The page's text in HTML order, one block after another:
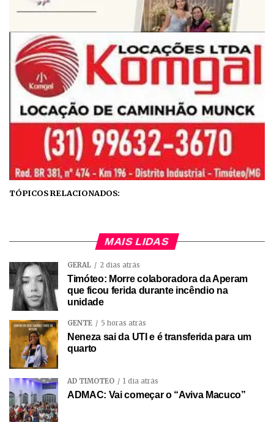
TÓPICOS RELACIONADOS:
MAIS LIDAS
GERAL 2 dias atrás
Timóteo: Morre colaboradora da Aperam
que ficou ferida durante incêndio na
unidade
GENTE 5 horas atrás
Neneza sai da UTI e é transferida para um
quarto
AD TIMÓTEO 1 dia atrás
ADMAC: Vai começar o “Aviva Macuco”